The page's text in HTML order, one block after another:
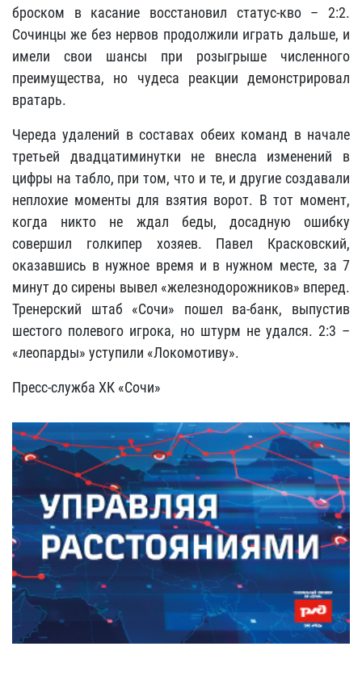
броском в касание восстановил статус-кво – 2:2.
Сочинцы же без нервов продолжили играть дальше, и
имели свои шансы при розыгрыше численного
преимущества, но чудеса реакции демонстрировал
вратарь.
Череда удалений в составах обеих команд в начале
третьей двадцатиминутки не внесла изменений в
цифры на табло, при том, что и те, и другие создавали
неплохие моменты для взятия ворот. В тот момент,
когда никто не ждал беды, досадную ошибку
совершил голкипер хозяев. Павел Красковский,
оказавшись в нужное время и в нужном месте, за 7
минут до сирены вывел «железнодорожников» вперед.
Тренерский штаб «Сочи» пошел ва-банк, выпустив
шестого полевого игрока, но штурм не удался. 2:3 –
«леопарды» уступили «Локомотиву».
Пресс-служба ХК «Сочи»